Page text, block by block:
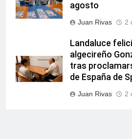
agosto
Juan Rivas 2
Landaluce
algecireño
tras
de España de
Juan Rivas 2